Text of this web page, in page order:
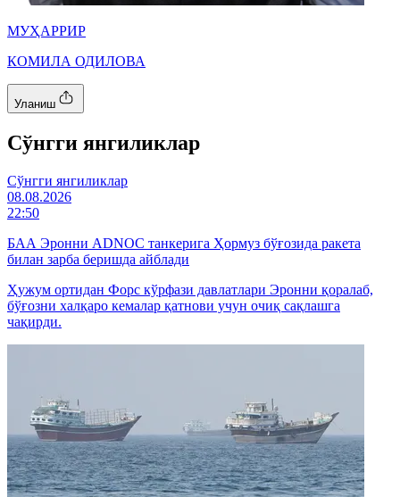
МУҲАРРИР
КОМИЛА ОДИЛОВА
Уланиш
Cўнгги янгиликлар
Cўнгги янгиликлар
08.08.2026
22:50
БАА Эронни ADNOC танкерига Ҳормуз бўғозида ракета
билан зарба беришда айблади
Ҳужум ортидан Форс кўрфази давлатлари Эронни қоралаб,
бўғозни халқаро кемалар қатнови учун очиқ сақлашга
чақирди.